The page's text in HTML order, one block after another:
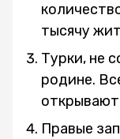
тысячу
Турки, не
родине.
Правые